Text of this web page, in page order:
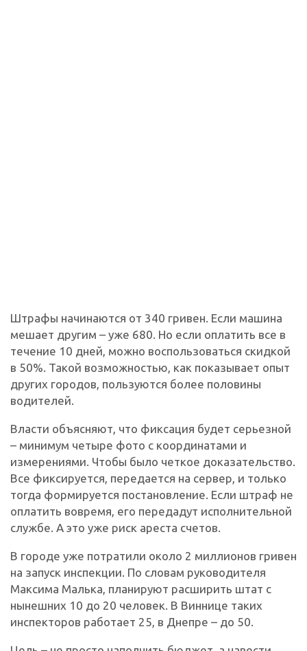
Штрафы начинаются от 340 гривен. Если машина
мешает другим – уже 680. Но если оплатить все в
течение 10 дней, можно воспользоваться скидкой
в 50%. Такой возможностью, как показывает опыт
других городов, пользуются более половины
водителей.
Власти объясняют, что фиксация будет серьезной
– минимум четыре фото с координатами и
измерениями. Чтобы было четкое доказательство.
Все фиксируется, передается на сервер, и только
тогда формируется постановление. Если штраф не
оплатить вовремя, его передадут исполнительной
службе. А это уже риск ареста счетов.
В городе уже потратили около 2 миллионов гривен
на запуск инспекции. По словам руководителя
Максима Малька, планируют расширить штат с
нынешних 10 до 20 человек. В Виннице таких
инспекторов работает 25, в Днепре – до 50.